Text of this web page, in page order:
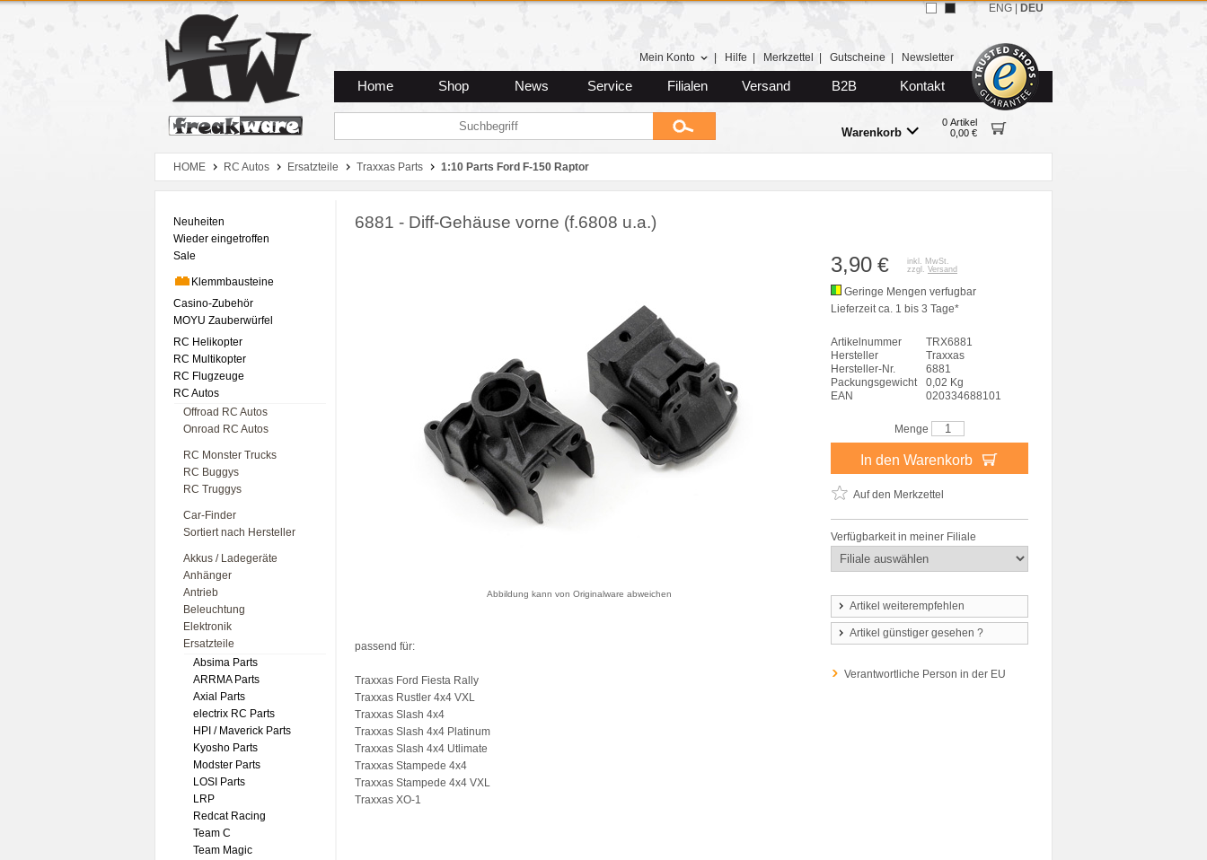
Zum Hauptmenue
Zum Seiteninhalt
Zum Warenkob
Mein Konto Hilfe Merkzettel Gutscheine Newsletter
Home Shop News Service Filialen Versand B2B Kontakt
Warenkorb
0 Artikel
0,00 €
ENG DEU
HOME RC Autos Ersatzteile Traxxas Parts 1:10 Parts Ford F-150 Raptor
Neuheiten
Wieder eingetroffen
Sale
Klemmbausteine
Casino-Zubehör
MOYU Zauberwürfel
RC Helikopter
RC Multikopter
RC Flugzeuge
RC Autos
Offroad RC Autos
Onroad RC Autos
RC Monster Trucks
RC Buggys
RC Truggys
Car-Finder
Sortiert nach Hersteller
Akkus / Ladegeräte
Anhänger
Antrieb
Beleuchtung
Elektronik
Ersatzteile
Absima Parts
ARRMA Parts
Axial Parts
electrix RC Parts
HPI / Maverick Parts
Kyosho Parts
Modster Parts
LOSI Parts
LRP
Redcat Racing
Team C
Team Magic
6881 - Diff-Gehäuse vorne (f.6808 u.a.)
Abbildung kann von Originalware abweichen
passend für:
Traxxas Ford Fiesta Rally
Traxxas Rustler 4x4 VXL
Traxxas Slash 4x4
Traxxas Slash 4x4 Platinum
Traxxas Slash 4x4 Utlimate
Traxxas Stampede 4x4
Traxxas Stampede 4x4 VXL
Traxxas XO-1
3,90 €
inkl. MwSt.
zzgl. Versand
Geringe Mengen verfugbar
Lieferzeit ca. 1 bis 3 Tage*
Artikelnummer
TRX6881
Hersteller
Traxxas
Hersteller-Nr.
6881
Packungsgewicht
0,02 Kg
EAN
020334688101
Menge
In den Warenkorb
Auf den Merkzettel
Verfügbarkeit in meiner Filiale
Artikel weiterempfehlen
Artikel günstiger gesehen ?
Verantwortliche Person in der EU